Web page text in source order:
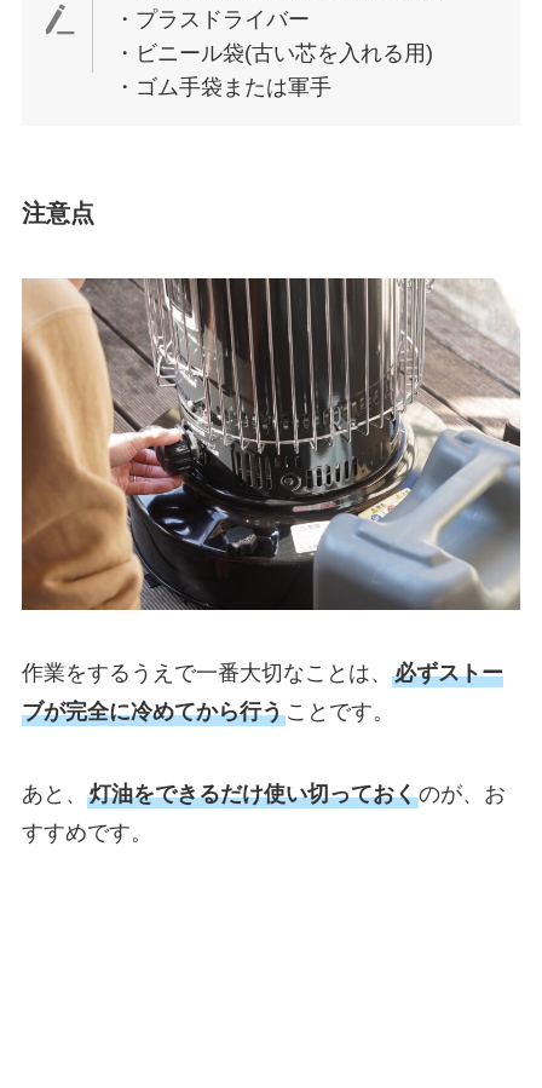
・プラスドライバー
・ビニール袋(古い芯を入れる用)
・ゴム手袋または軍手
注意点
作業をするうえで一番大切なことは、 必ずストー
ブが完全に冷めてから行うことです。
あと、 灯油をできるだけ使い切っておくのが、お
すすめです。